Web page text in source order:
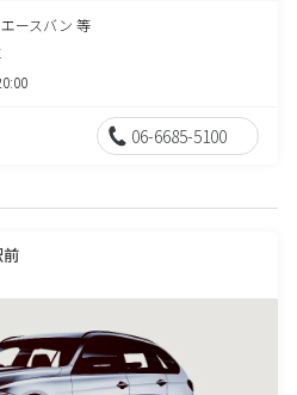
ースバン 等
06-6685-5100
前